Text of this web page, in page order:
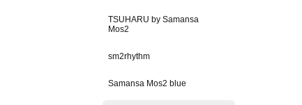
TSUHARU by Samansa
Mos2
sm2rhythm
Samansa Mos2 blue